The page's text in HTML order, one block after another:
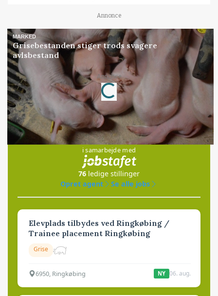
Annonce
MARKED
Grisebestanden stiger trods svagere
avlsbestand
Annonce
Loading...
Jobs
i samarbejde med
76 ledige stillinger
Opret agent
Se alle jobs
Elevplads tilbydes ved Ringkøbing /
Trainee placement Ringkøbing
Grise
6950, Ringkøbing NY 06. aug.